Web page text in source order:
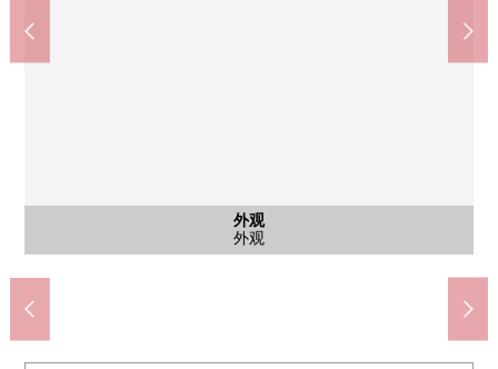
外观
外观
室内
DK
室内
DK
室内
DK
室内
DK
厨房
厨房
厕所
厕所
公共汽车
公共汽车
阳台
阳台
阳台
阳台
风景
来自阳台的风景
风景
来自阳台的风景
风景
来自阳台的风景
室内
室内
室内
室内
室内
室内
收纳
壁橱
室内
室内
室内
室内
收纳
走廊收纳
室内
室内
室内
室内
收纳
收纳
洗脸
洗手间
洗脸
盥洗台
外观
外观
外观
外观
外观
外观
外观
外观
sanwa相模台商店(约440m)
Mybasket相武台住宅小区商店(约780m)
7-Eleven相模原相模台3丁目商店(约240m)
Create Ｓ·Ｄ相模台商店(约510m)
小岛×BIC CAMERA座间商店(约700m)
医疗法人神奈川seiwa会相武台复健医院(约930m)
相模原相武台住宅小区邮局(约710m)
相武台住宅小区中央公园(约300m)
相模原市立相武台小学(约680m)
相模原市立嫩草中学(约1210m)